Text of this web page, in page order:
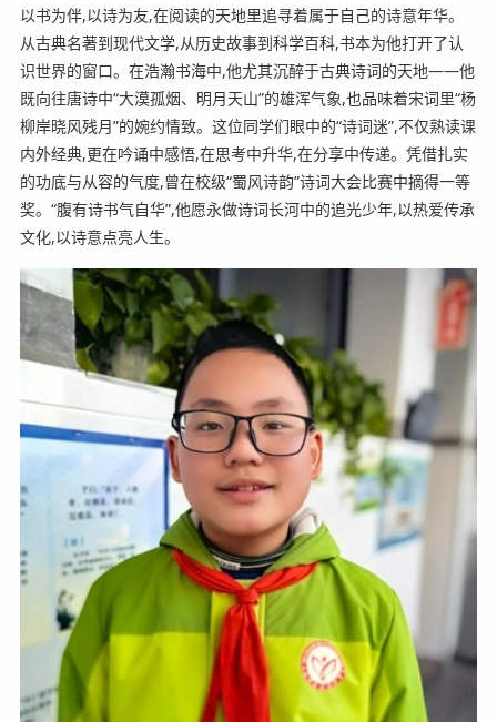
以书为伴,以诗为友,在阅读的天地里追寻着属于自己的诗意年华。
从古典名著到现代文学,从历史故事到科学百科,书本为他打开了认
识世界的窗口。在浩瀚书海中,他尤其沉醉于古典诗词的天地——他
既向往唐诗中“大漠孤烟、明月天山”的雄浑气象,也品味着宋词里“杨
柳岸晓风残月”的婉约情致。这位同学们眼中的“诗词迷”,不仅熟读课
内外经典,更在吟诵中感悟,在思考中升华,在分享中传递。凭借扎实
的功底与从容的气度,曾在校级“蜀风诗韵”诗词大会比赛中摘得一等
奖。“腹有诗书气自华”,他愿永做诗词长河中的追光少年,以热爱传承
文化,以诗意点亮人生。